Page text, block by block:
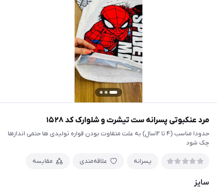
مرد عنکبوتی پسرانه ست تیشرت و شلوارک کد ۱۵۲۸
حدودا مناسب (۴ تا ۱۲سال) به علت متفاوت بودن قواره تولیدی ها حتمی اندازها
چک شود
پسرانه علاقه‌مندی مقایسه
سایز